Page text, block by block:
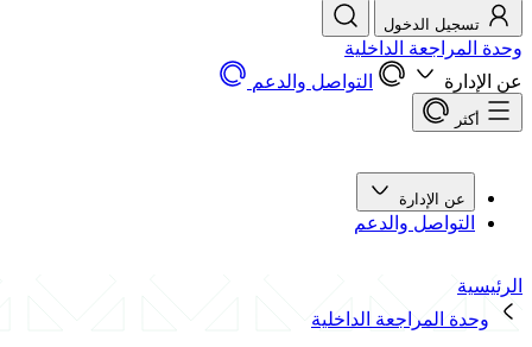
تسجيل الدخول
وحدة المراجعة الداخلية
عن الإدارة
التواصل والدعم
أكثر
عن الإدارة
التواصل والدعم
الرئيسية
وحدة المراجعة الداخلية